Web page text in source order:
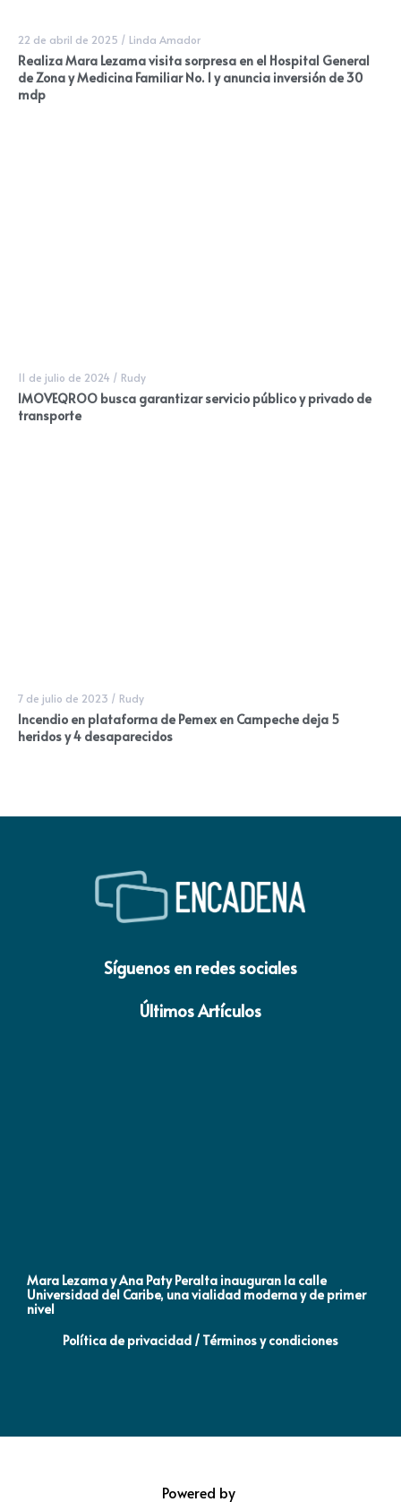
22 de abril de 2025 / Linda Amador
Realiza Mara Lezama visita sorpresa en el Hospital General
de Zona y Medicina Familiar No. 1 y anuncia inversión de 30
mdp
11 de julio de 2024 / Rudy
IMOVEQROO busca garantizar servicio público y privado de
transporte
7 de julio de 2023 / Rudy
Incendio en plataforma de Pemex en Campeche deja 5
heridos y 4 desaparecidos
Síguenos en redes sociales
Últimos Artículos
Mara Lezama y Ana Paty Peralta inauguran la calle
Universidad del Caribe, una vialidad moderna y de primer
nivel
Política de privacidad / Términos y condiciones
Powered by